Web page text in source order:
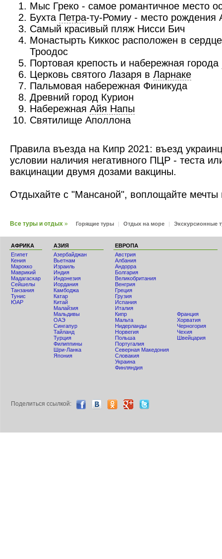
Мыс Греко - самое романтичное место
Бухта Петра-ту-Ромиу - место рождения
Самый красивый пляж Нисси Бич
Монастырть Киккос расположен в
Троодос
Портовая крепость и набережная города
Церковь святого Лазаря в Ларнаке
Пальмовая набережная Финикуда
Древний город Курион
Набережная Айя Напы
Святилище Аполлона
Правила въезда на Кипр 2021: въезд
условии наличия негативного ПЦР - теста
вакцинации двумя дозами вакцины.
Отдыхайте с "Мансаной", воплощайте мечты
Все туры и отдых » Горящие туры Отдых на море Экскурсионные
АФРИКА
Египет
Кения
Мaрокко
Маврикий
Мадагаскар
Сейшелы
Танзания
Тунис
ЮАР
АЗИЯ
Азербайджан
Вьетнам
Израиль
Индия
Индонезия
Иордания
Камбоджа
Катар
Китай
Малайзия
Мальдивы
ОАЭ
Сингапур
Тайланд
Турция
Филиппины
Шри-Ланка
Япония
ЕВРОПА
Австрия
Албания
Андорра
Болгария
Великобритания
Венгрия
Греция
Грузия
Испания
Италия
Кипр
Мальта
Нидерланды
Норвегия
Польша
Португалия
Северная Македония
Словакия
Украина
Финляндия
Франция
Хорватия
Черногория
Чехия
Швейцария
Поделиться ccылкой: